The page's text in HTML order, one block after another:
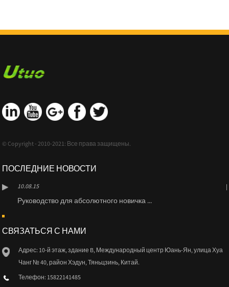
© Copyright - 2010-2021: Все права защищены.
ПОСЛЕДНИЕ НОВОСТИ
10.08.15
Руководство для абсолютного новичка ...
СВЯЗАТЬСЯ С НАМИ
Адрес: 10-й этаж, здание B, Международный центр Юань-Ян, улица Хуа
Чанг № 40, район Хэдун, Тяньцзинь, Китай.
Телефон: 15822141485